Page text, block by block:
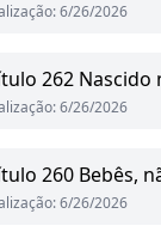
:6/26/2026
262 Nascido
:6/26/2026
260 Bebês,
:6/26/2026